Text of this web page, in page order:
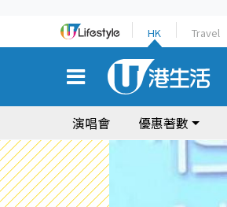
HK Travel
演唱會 優惠著數